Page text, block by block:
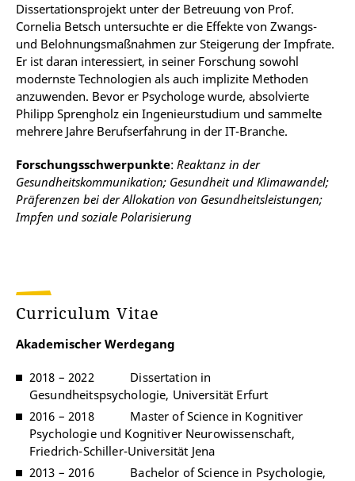
Dissertationsprojekt unter der Betreuung von Prof.
Cornelia Betsch untersuchte er die Effekte von Zwangs-
und Belohnungsmaßnahmen zur Steigerung der Impfrate.
Er ist daran interessiert, in seiner Forschung sowohl
modernste Technologien als auch implizite Methoden
anzuwenden. Bevor er Psychologe wurde, absolvierte
Philipp Sprengholz ein Ingenieurstudium und sammelte
mehrere Jahre Berufserfahrung in der IT-Branche.
Forschungsschwerpunkte: Reaktanz in der
Gesundheitskommunikation; Gesundheit und Klimawandel;
Präferenzen bei der Allokation von Gesundheitsleistungen;
Impfen und soziale Polarisierung
Curriculum Vitae
Akademischer Werdegang
2018 – 2022 Dissertation in
Gesundheitspsychologie, Universität Erfurt
2016 – 2018 Master of Science in Kognitiver
Psychologie und Kognitiver Neurowissenschaft,
Friedrich-Schiller-Universität Jena
2013 – 2016 Bachelor of Science in Psychologie,